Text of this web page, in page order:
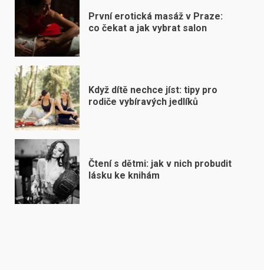
První erotická masáž v Praze:
co čekat a jak vybrat salon
Když dítě nechce jíst: tipy pro
rodiče vybíravých jedlíků
Čtení s dětmi: jak v nich probudit
lásku ke knihám